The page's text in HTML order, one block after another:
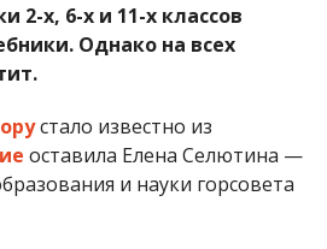
2-х, 6-х и 11-х классов
Однако на всех
стало известно из
оставила Елена Селютина —
и науки горсовета